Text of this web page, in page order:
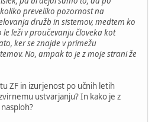
preveliko pozornost na
družb in sistemov, medtem ko
leži v proučevanju človeka kot
ker se znajde v primežu
No, ampak to je z moje strani že
ZF in izurjenost po učnih letih
ustvarjanju? In kako je z